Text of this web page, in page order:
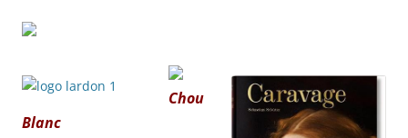
Chou
Blanc